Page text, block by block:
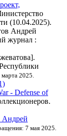
(10.04.2025).
Андрей
журнал :
.
2025.
- Defense of
Андрей
7 мая 2025.